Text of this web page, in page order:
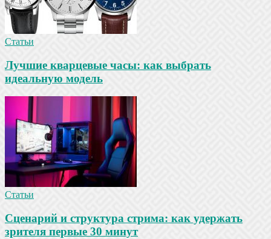
Статьи
Лучшие кварцевые часы: как выбрать
идеальную модель
Статьи
Сценарий и структура стрима: как удержать
зрителя первые 30 минут